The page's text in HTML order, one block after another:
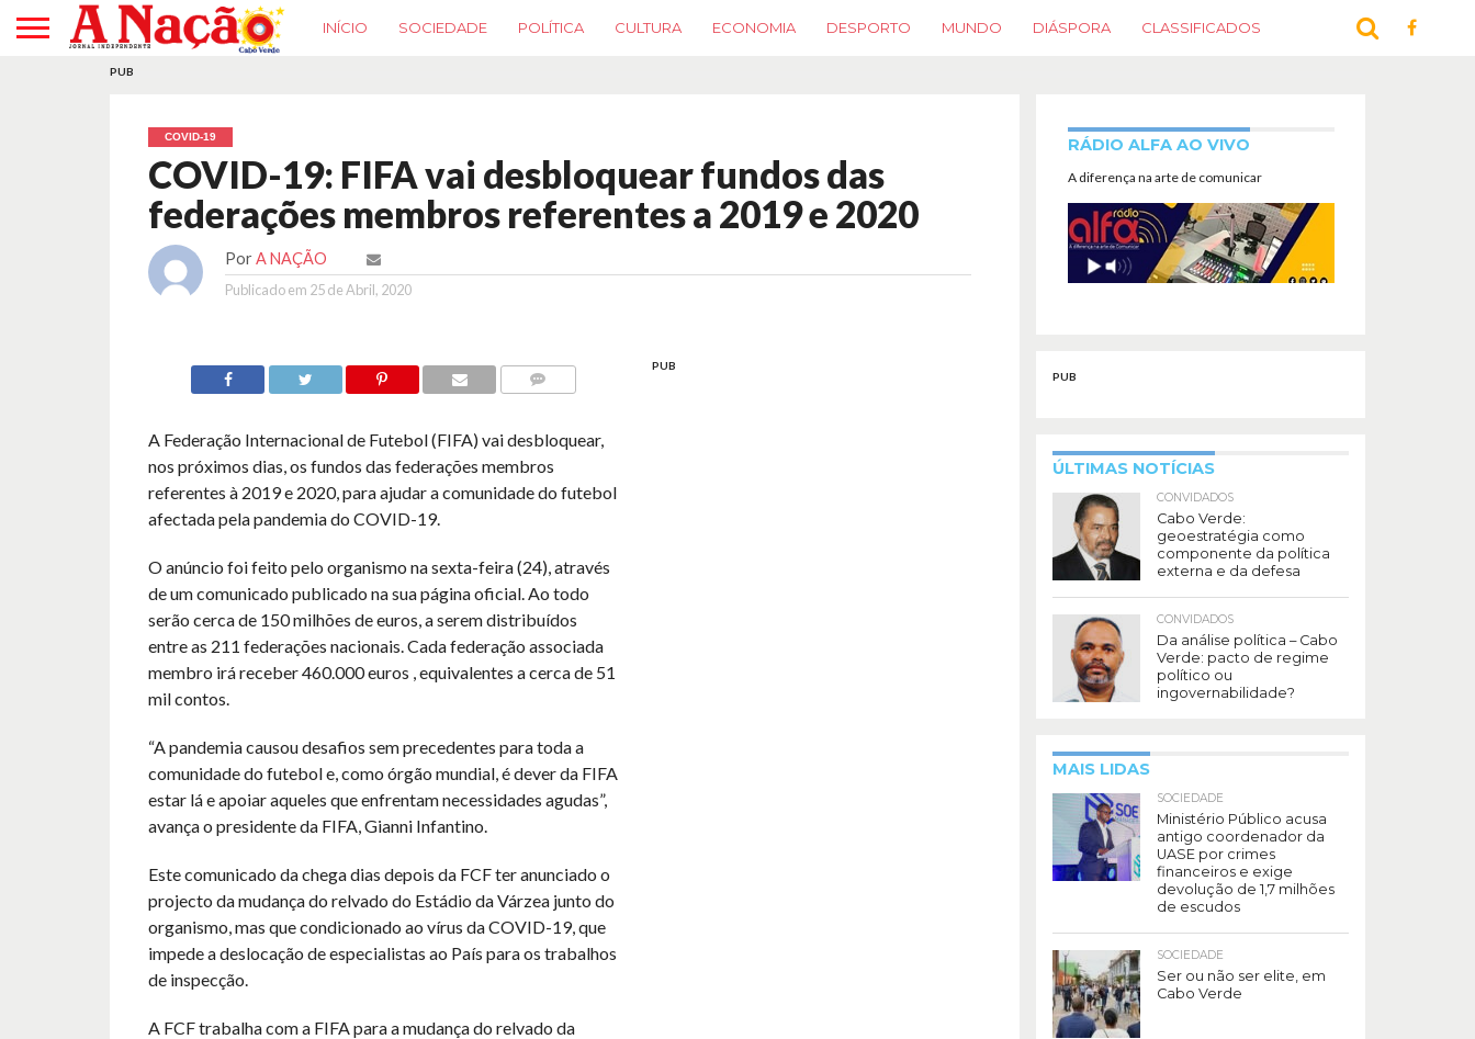
INÍCIO SOCIEDADE POLÍTICA CULTURA ECONOMIA DESPORTO MUNDO DIÁSPORA CLASSIFICADOS
PUB
COVID-19
COVID-19: FIFA vai desbloquear fundos das
federações membros referentes a 2019 e 2020
Por A NAÇÃO
Publicado em 25 de Abril, 2020
A Federação Internacional de Futebol (FIFA) vai desbloquear,
nos próximos dias, os fundos das federações membros
referentes à 2019 e 2020, para ajudar a comunidade do futebol
afectada pela pandemia do COVID-19.
O anúncio foi feito pelo organismo na sexta-feira (24), através
de um comunicado publicado na sua página oficial. Ao todo
serão cerca de 150 milhões de euros, a serem distribuídos
entre as 211 federações nacionais. Cada federação associada
membro irá receber 460.000 euros , equivalentes a cerca de 51
mil contos.
“A pandemia causou desafios sem precedentes para toda a
comunidade do futebol e, como órgão mundial, é dever da FIFA
estar lá e apoiar aqueles que enfrentam necessidades agudas”,
avança o presidente da FIFA, Gianni Infantino.
Este comunicado da chega dias depois da FCF ter anunciado o
projecto da mudança do relvado do Estádio da Várzea junto do
organismo, mas que condicionado ao vírus da COVID-19, que
impede a deslocação de especialistas ao País para os trabalhos
de inspecção.
A FCF trabalha com a FIFA para a mudança do relvado da
PUB
RÁDIO ALFA AO VIVO
A diferença na arte de comunicar
PUB
ÚLTIMAS NOTÍCIAS
CONVIDADOS
Cabo Verde:
geoestratégia como
componente da política
externa e da defesa
CONVIDADOS
Da análise política – Cabo
Verde: pacto de regime
político ou
ingovernabilidade?
MAIS LIDAS
SOCIEDADE
Ministério Público acusa
antigo coordenador da
UASE por crimes
financeiros e exige
devolução de 1,7 milhões
de escudos
SOCIEDADE
Ser ou não ser elite, em
Cabo Verde